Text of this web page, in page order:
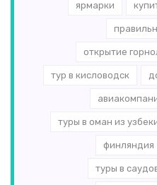
ярмарки
открытие
тур в кисловодск
туры в оман из
финляндия
туры в